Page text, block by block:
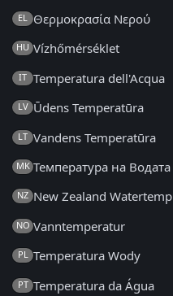
EL Θερμοκρασία Νερού
HU Vízhőmérséklet
IT Temperatura dell'Acqua
LV Ūdens Temperatūra
LT Vandens Temperatūra
MK Температура на Водата
NZ New Zealand Watertemp
NO Vanntemperatur
PL Temperatura Wody
PT Temperatura da Água